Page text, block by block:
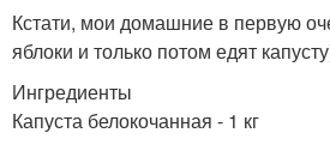
Кстати, мои домашние в первую
яблоки и только потом едят
Ингредиенты
Капуста белокочанная - 1 кг